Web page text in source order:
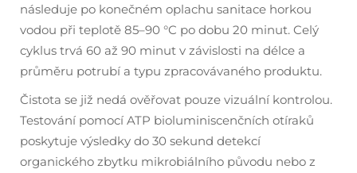
následuje po konečném oplachu sanitace horkou
vodou při teplotě 85–90 °C po dobu 20 minut. Celý
cyklus trvá 60 až 90 minut v závislosti na délce a
průměru potrubí a typu zpracovávaného produktu.
Čistota se již nedá ověřovat pouze vizuální kontrolou.
Testování pomocí ATP bioluminiscenčních otíraků
poskytuje výsledky do 30 sekund detekcí
organického zbytku mikrobiálního původu nebo z